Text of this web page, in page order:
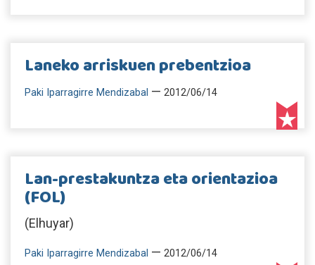
Laneko arriskuen prebentzioa
Paki Iparragirre Mendizabal — 2012/06/14
Lan-prestakuntza eta orientazioa
(FOL)
(Elhuyar)
Paki Iparragirre Mendizabal — 2012/06/14